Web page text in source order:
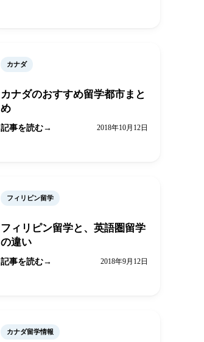
カナダ
カナダのおすすめ留学都市まと
め
記事を読む 2018年10月12日
フィリピン留学
フィリピン留学と、英語圏留学
の違い
記事を読む 2018年9月12日
カナダ留学情報